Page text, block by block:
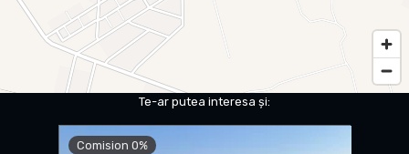
Te-ar putea interesa și:
Comision 0%